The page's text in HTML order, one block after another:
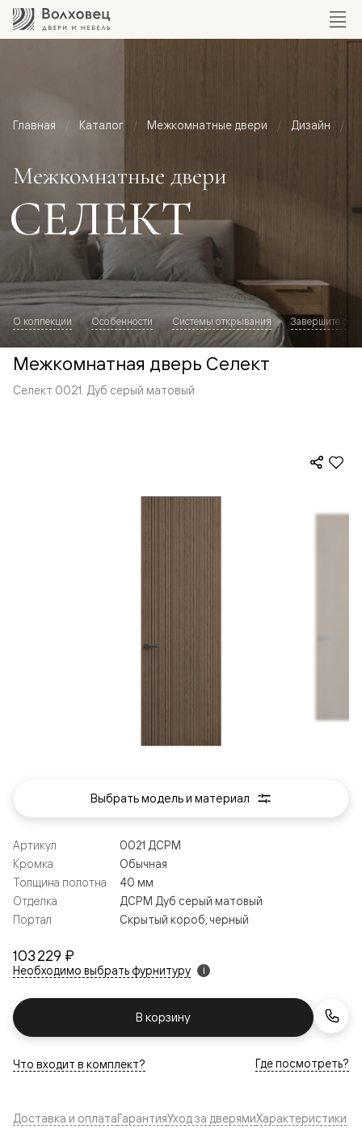
Главная Каталог Межкомнатные двери Дизайн
Межкомнатные двери
СЕЛЕКТ
О коллекции Особенности Системы открывания Завершите
Межкомнатная дверь Селект
Селект 0021. Дуб серый матовый
103 229 ₽
Необходимо выбрать фурнитуру i
В корзину
Артикул
0021 ДСРМ
Кромка
Обычная
Толщина полотна
40 мм
Отделка
ДСРМ Дуб серый матовый
Портал
Скрытый короб, черный
Что входит в комплект? Где посмотреть?
Выбрать модель и материал
Доставка и оплатаГарантияУход за дверямиХарактеристики